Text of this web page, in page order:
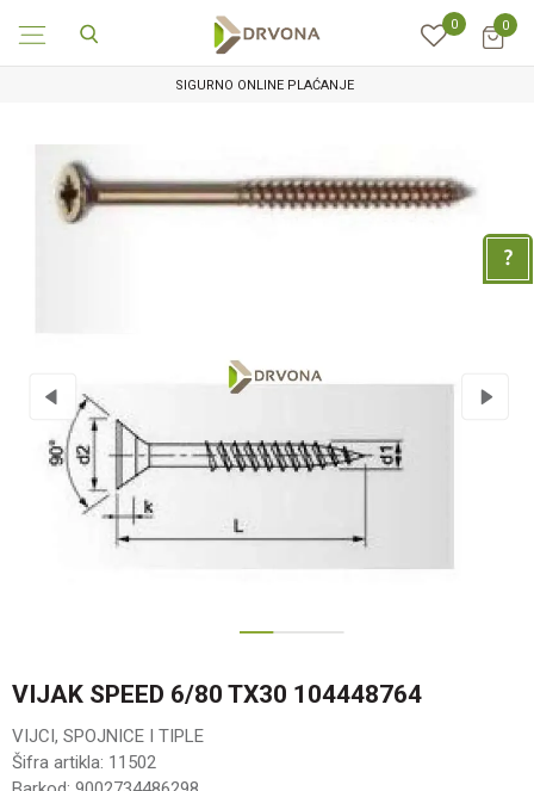
0 0
SIGURNO ONLINE PLAĆANJE
VIJAK SPEED 6/80 TX30 104448764
VIJCI, SPOJNICE I TIPLE
Šifra artikla: 11502